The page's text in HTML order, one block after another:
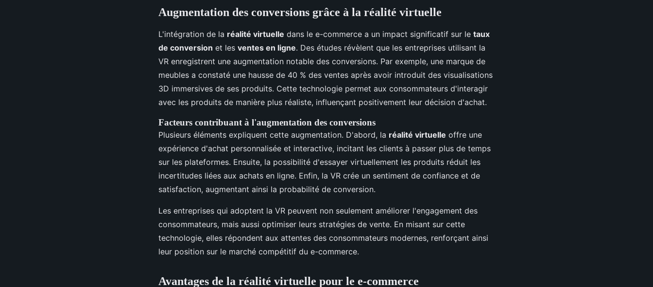
Augmentation des conversions grâce à la réalité virtuelle
L'intégration de la réalité virtuelle dans le e-commerce a un impact significatif sur le taux
de conversion et les ventes en ligne. Des études révèlent que les entreprises utilisant la
VR enregistrent une augmentation notable des conversions. Par exemple, une marque de
meubles a constaté une hausse de 40 % des ventes après avoir introduit des visualisations
3D immersives de ses produits. Cette technologie permet aux consommateurs d'interagir
avec les produits de manière plus réaliste, influençant positivement leur décision d'achat.
Facteurs contribuant à l'augmentation des conversions
Plusieurs éléments expliquent cette augmentation. D'abord, la réalité virtuelle offre une
expérience d'achat personnalisée et interactive, incitant les clients à passer plus de temps
sur les plateformes. Ensuite, la possibilité d'essayer virtuellement les produits réduit les
incertitudes liées aux achats en ligne. Enfin, la VR crée un sentiment de confiance et de
satisfaction, augmentant ainsi la probabilité de conversion.
Les entreprises qui adoptent la VR peuvent non seulement améliorer l'engagement des
consommateurs, mais aussi optimiser leurs stratégies de vente. En misant sur cette
technologie, elles répondent aux attentes des consommateurs modernes, renforçant ainsi
leur position sur le marché compétitif du e-commerce.
Avantages de la réalité virtuelle pour le e-commerce